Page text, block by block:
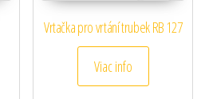
Vrtačka pro vrtání trubek RB 127
Viac info